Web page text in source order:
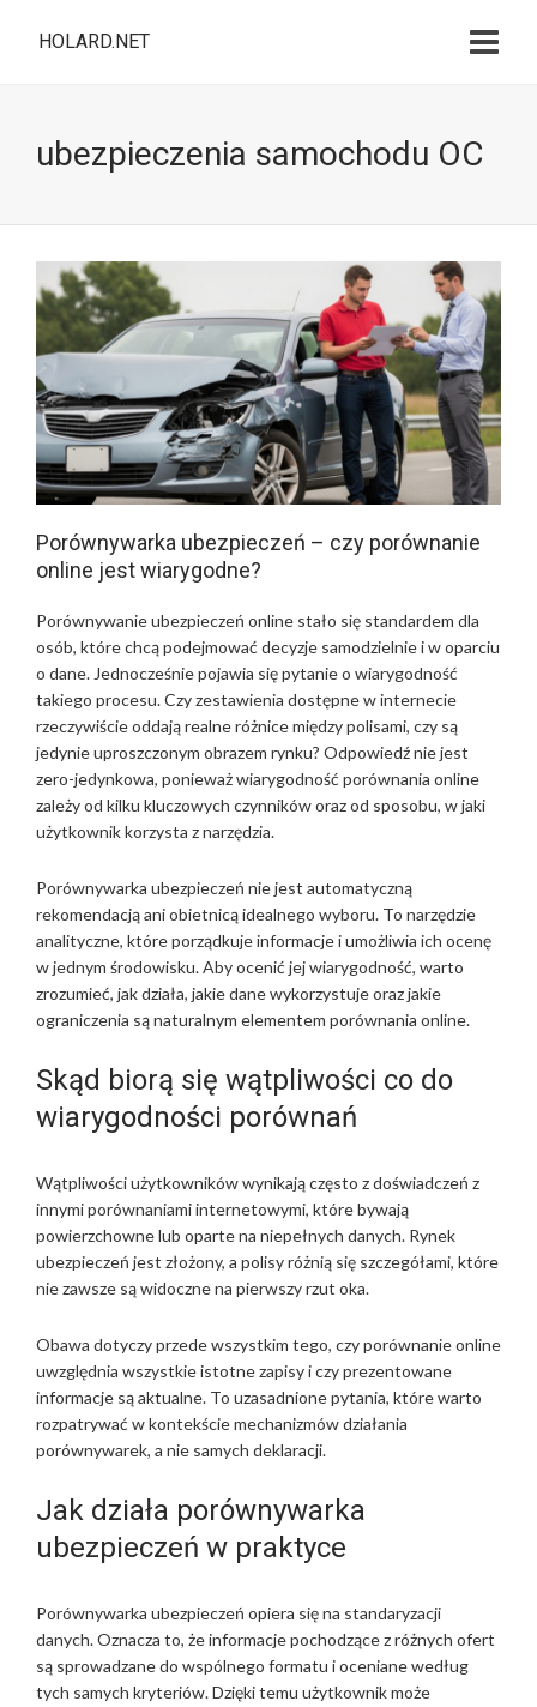
HOLARD.NET
ubezpieczenia samochodu OC
Porównywarka ubezpieczeń – czy porównanie
online jest wiarygodne?
Porównywanie ubezpieczeń online stało się standardem dla
osób, które chcą podejmować decyzje samodzielnie i w oparciu
o dane. Jednocześnie pojawia się pytanie o wiarygodność
takiego procesu. Czy zestawienia dostępne w internecie
rzeczywiście oddają realne różnice między polisami, czy są
jedynie uproszczonym obrazem rynku? Odpowiedź nie jest
zero-jedynkowa, ponieważ wiarygodność porównania online
zależy od kilku kluczowych czynników oraz od sposobu, w jaki
użytkownik korzysta z narzędzia.
Porównywarka ubezpieczeń nie jest automatyczną
rekomendacją ani obietnicą idealnego wyboru. To narzędzie
analityczne, które porządkuje informacje i umożliwia ich ocenę
w jednym środowisku. Aby ocenić jej wiarygodność, warto
zrozumieć, jak działa, jakie dane wykorzystuje oraz jakie
ograniczenia są naturalnym elementem porównania online.
Skąd biorą się wątpliwości co do
wiarygodności porównań
Wątpliwości użytkowników wynikają często z doświadczeń z
innymi porównaniami internetowymi, które bywają
powierzchowne lub oparte na niepełnych danych. Rynek
ubezpieczeń jest złożony, a polisy różnią się szczegółami, które
nie zawsze są widoczne na pierwszy rzut oka.
Obawa dotyczy przede wszystkim tego, czy porównanie online
uwzględnia wszystkie istotne zapisy i czy prezentowane
informacje są aktualne. To uzasadnione pytania, które warto
rozpatrywać w kontekście mechanizmów działania
porównywarek, a nie samych deklaracji.
Jak działa porównywarka
ubezpieczeń w praktyce
Porównywarka ubezpieczeń opiera się na standaryzacji
danych. Oznacza to, że informacje pochodzące z różnych ofert
są sprowadzane do wspólnego formatu i oceniane według
tych samych kryteriów. Dzięki temu użytkownik może